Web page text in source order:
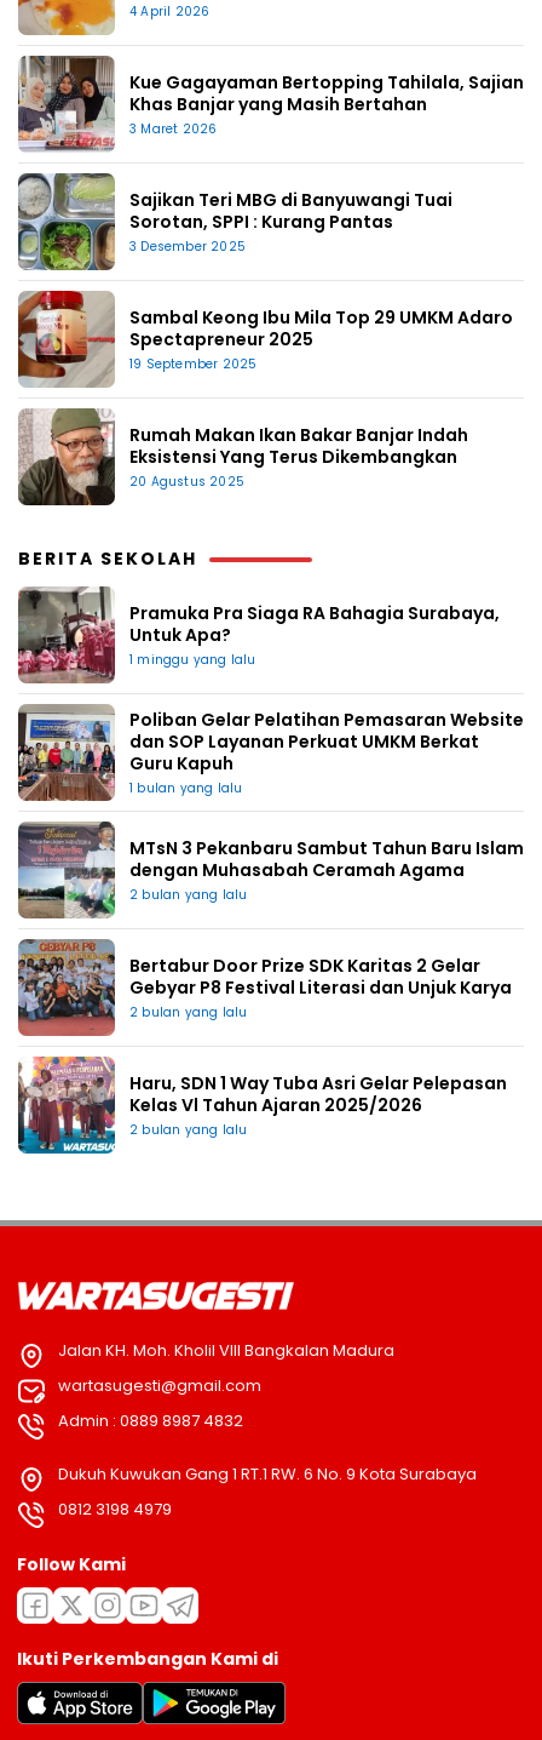
4 April 2026
Kue Gagayaman Bertopping Tahilala, Sajian
Khas Banjar yang Masih Bertahan
3 Maret 2026
Sajikan Teri MBG di Banyuwangi Tuai
Sorotan, SPPI : Kurang Pantas
3 Desember 2025
Sambal Keong Ibu Mila Top 29 UMKM Adaro
Spectapreneur 2025
19 September 2025
Rumah Makan Ikan Bakar Banjar Indah
Eksistensi Yang Terus Dikembangkan
20 Agustus 2025
BERITA SEKOLAH
Pramuka Pra Siaga RA Bahagia Surabaya,
Untuk Apa?
1 minggu yang lalu
Poliban Gelar Pelatihan Pemasaran Website
dan SOP Layanan Perkuat UMKM Berkat
Guru Kapuh
1 bulan yang lalu
MTsN 3 Pekanbaru Sambut Tahun Baru Islam
dengan Muhasabah Ceramah Agama
2 bulan yang lalu
Bertabur Door Prize SDK Karitas 2 Gelar
Gebyar P8 Festival Literasi dan Unjuk Karya
2 bulan yang lalu
Haru, SDN 1 Way Tuba Asri Gelar Pelepasan
Kelas Vl Tahun Ajaran 2025/2026
2 bulan yang lalu
Jalan KH. Moh. Kholil VIII Bangkalan Madura
wartasugesti@gmail.com
Admin : 0889 8987 4832
Dukuh Kuwukan Gang 1 RT.1 RW. 6 No. 9 Kota Surabaya
0812 3198 4979
Follow Kami
Ikuti Perkembangan Kami di